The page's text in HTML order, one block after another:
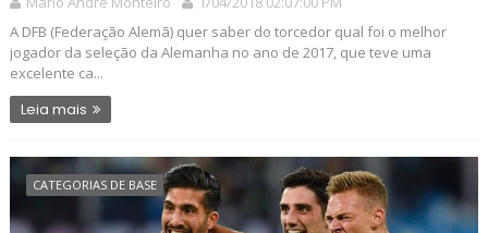
A DFB (Federação Alemã) quer saber do torcedor qual foi o melhor
jogador da seleção da Alemanha no ano de 2017, que teve uma
excelente ca...
Leia mais
CATEGORIAS DE BASE